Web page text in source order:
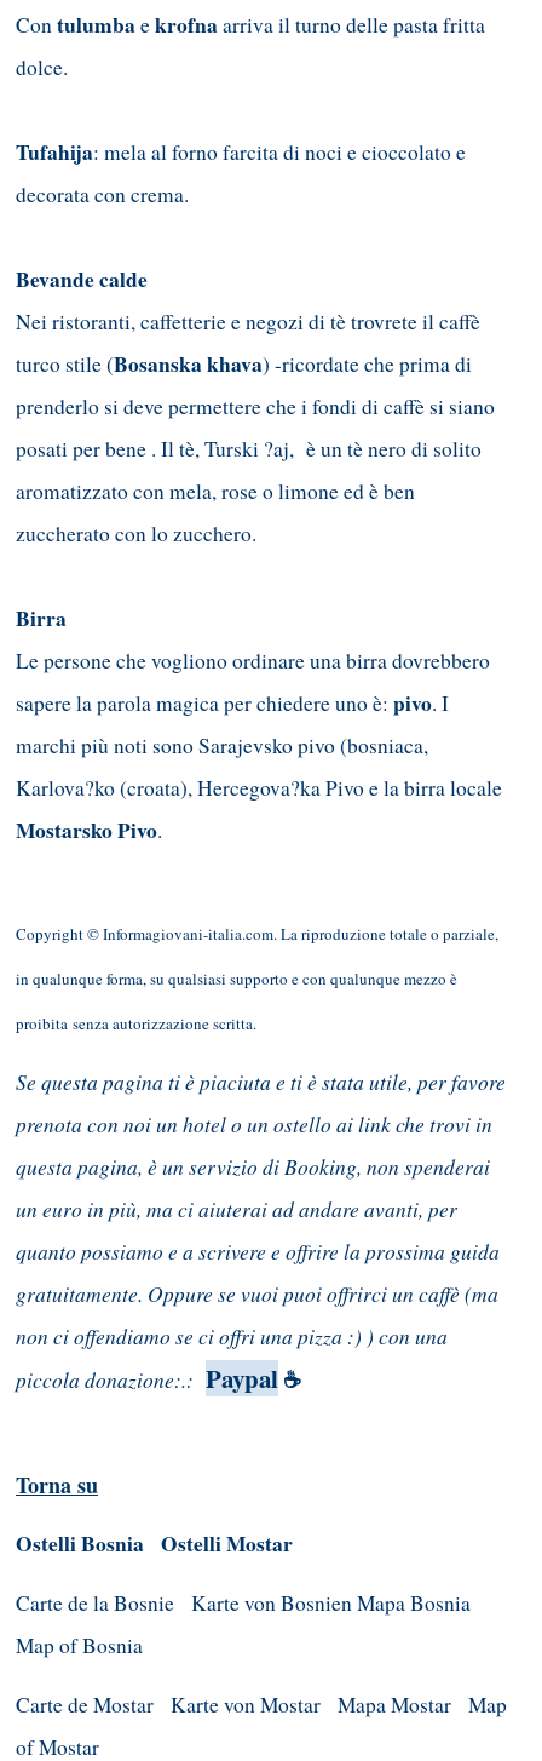
Contulumbaekrofnaarriva il turno delle pasta fritta
dolce.
Tufahija: mela al forno farcita di noci e cioccolato e
decorata con crema.
Bevande calde
Nei ristoranti, caffetterie e negozi di tè trovrete il caffè
turco stile (Bosanska khava) -ricordate che prima di
prenderlo si deve permettere che i fondi di caffè si siano
posati per bene . Il tè, Turski ?aj, è un tè nero di solito
aromatizzato con mela, rose o limone ed è ben
zuccherato con lo zucchero.
Birra
Le persone che vogliono ordinare una birra dovrebbero
sapere la parola magica per chiedere uno è: pivo. I
marchi più noti sono Sarajevsko pivo (bosniaca,
Karlova?ko (croata), Hercegova?ka Pivo e la birra locale
Mostarsko Pivo.
Copyright © Informagiovani-italia.com. La riproduzione totale o parziale,
in qualunque forma, su qualsiasi supporto e con qualunque mezzo è
proibita senza autorizzazione scritta.
Se questa pagina ti è piaciuta e ti è stata utile, per favore
prenota con noi un hotel o un ostello ai link che trovi in
questa pagina, è un servizio di Booking, non spenderai
un euro in più, ma ci aiuterai ad andare avanti, per
quanto possiamo e a scrivere e offrire la prossima guida
gratuitamente. Oppure se vuoi puoi offrirci un caffè (ma
non ci offendiamo se ci offri una pizza :) ) con una
piccola donazione:.: Paypal ☕
Torna su
Ostelli Bosnia Ostelli Mostar
Carte de la Bosnie Karte von BosnienMapa Bosnia
Map of Bosnia
Carte de Mostar Karte von Mostar Mapa Mostar
Map
of Mostar